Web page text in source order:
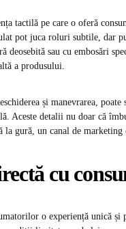
tactilă pe care o oferă
pot juca roluri subtile, dar
sau cu embosări
a produsului.
și manevrarea, poate
Aceste detalii nu doar că
gură, un canal de marketing
cu
o experiență unică și